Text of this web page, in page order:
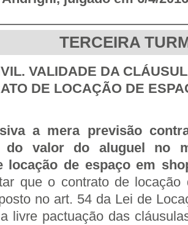
TERCEIRA
VALIDADE DA
DE LOCAÇÃO DE
a mera previsão
do valor do aluguel no
locação de espaço em
que o contrato de
no art. 54 da Lei de
livre pactuação das